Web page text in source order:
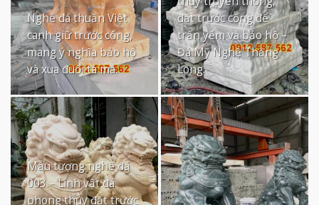
Nghê đá thuần Việt
canh giữ trước cổng,
mang ý nghĩa bảo hộ
và xua đuổi tà ma.
đặt trước cổng để
trấn yểm và bảo hộ –
Đá Mỹ Nghệ Thăng
Long.
Mẫu tượng nghê đá
003 – Linh vật đá
phong thủy đặt trước